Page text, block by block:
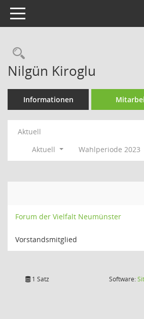
Toggle navigation
Rechercheauswahl
Nilgün Kiroglu
Informationen
Aktuell
Aktuell
Wahlperiode 2023
Forum der Vielfalt Neumünster
Vorstandsmitglied
1 Satz Software: